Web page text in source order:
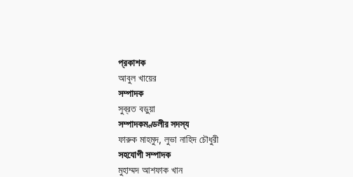
প্রকাশক
আবুল খায়ের
সম্পাদক
সুব্রত বড়ুয়া
সম্পাদকমণ্ডলীর সদস্য
ফারুক মাহমুদ, লুভা নাহিদ চৌধুরী
সহযোগী সম্পাদক
মুহাম্মদ আশফাক খান